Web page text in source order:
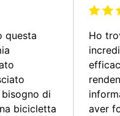
questa
di
bicicletta
Ho
aver